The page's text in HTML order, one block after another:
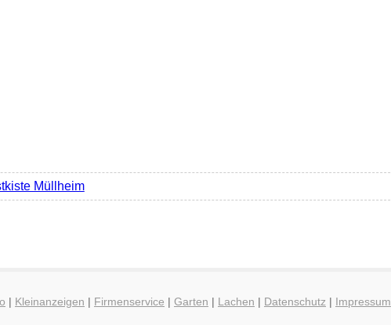
Müllheim
| Kleinanzeigen | Firmenservice | Garten | Lachen | Datenschutz| Impressum